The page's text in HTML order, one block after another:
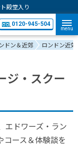
殿堂入り
0120-945-504
menu
ドン＆近郊 ロンドン近郊
ジ・スクー
エドワーズ・ラン
コース＆体験談を